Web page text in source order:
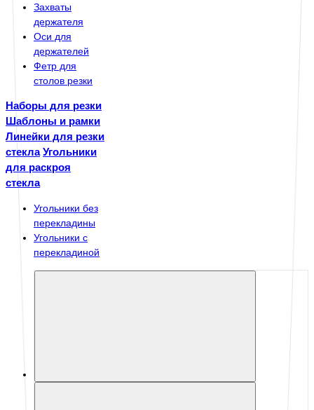
Захваты
держателя
Оси для
держателей
Фетр для
столов резки
Наборы для резки
Шаблоны и рамки
Линейки для резки
стекла Угольники
для раскроя
стекла
Угольники без
перекладины
Угольники с
перекладиной